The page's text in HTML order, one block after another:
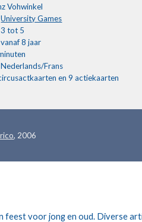
Vohwinkel
University Games
3 tot 5
vanaf 8 jaar
Nederlands/Frans
en 9 actiekaarten
, 2006
feest voor jong en oud. Diverse